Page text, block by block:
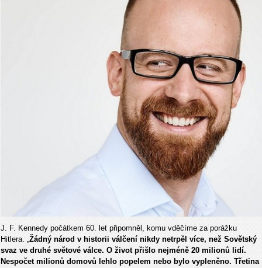
J. F. Kennedy počátkem 60. let připomněl, komu vděčíme za porážku
Hitlera. „Žádný národ v historii válčení nikdy netrpěl více, než Sovětský
svaz ve druhé světové válce. O život přišlo nejméně 20 milionů lidí.
Nespočet milionů domovů lehlo popelem nebo bylo vypleněno. Třetina